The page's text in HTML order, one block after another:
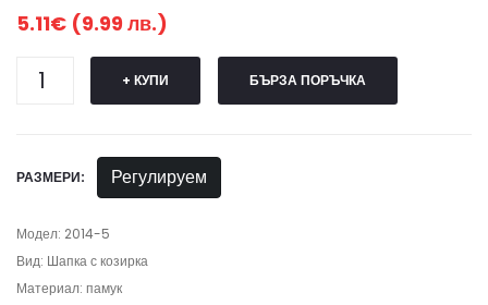
5.11€ (9.99 лв.)
+ КУПИ БЪРЗА ПОРЪЧКА
РАЗМЕРИ: Регулируем
Модел: 2014-5
Вид: Шапка с козирка
Материал: памук